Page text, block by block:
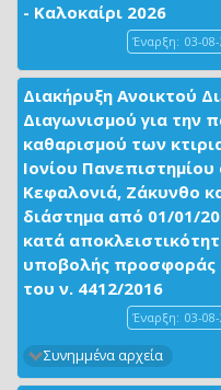
- Καλοκαίρι 2026
Έναρξη: 03-
Διακήρυξη Ανοικτού
Διαγωνισμού για την
καθαρισμού των
Ιονίου
Κεφαλονιά, Ζάκυνθο
διάστημα από 01/01/
κατά
υποβολής προσφοράς
του ν. 4412/2016
Έναρξη: 03-
Συνημμένα αρχεία